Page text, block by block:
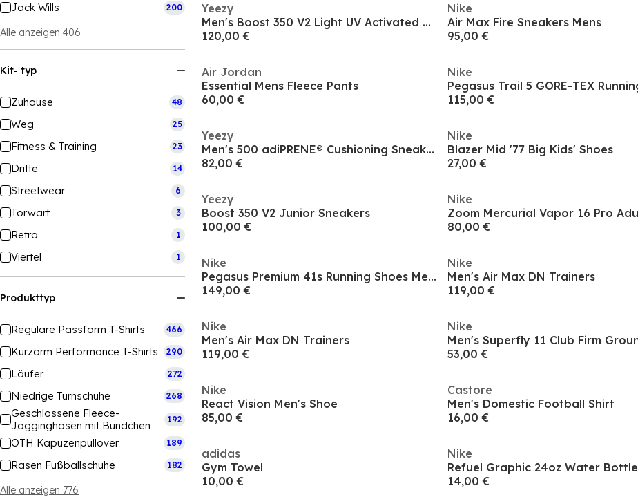
Jack Wills 200
Alle anzeigen 406
Kit- typ
Zuhause 48
Weg 25
Fitness & Training 23
Dritte 14
Streetwear 6
Torwart 3
Retro 1
Viertel 1
Produkttyp
Reguläre Passform T-Shirts 466
Kurzarm Performance T-Shirts 290
Läufer 272
Niedrige Turnschuhe 268
Geschlossene Fleece-
Jogginghosen mit Bündchen
192
OTH Kapuzenpullover 189
Rasen Fußballschuhe 182
Alle anzeigen 776
Yeezy
Men's Boost 350 V2 Light UV Activated Colour-Changing Sneakers
120,00 €
Nike
Air Max Fire Sneakers Mens
95,00 €
Air Jordan
Essential Mens Fleece Pants
60,00 €
Nike
115,00 €
Yeezy
Men's 500 adiPRENE® Cushioning Sneakers
82,00 €
Nike
Blazer Mid '77 Big Kids' Shoes
27,00 €
Yeezy
Boost 350 V2 Junior Sneakers
100,00 €
Nike
80,00 €
Nike
Pegasus Premium 41s Running Shoes Mens
149,00 €
Nike
Men's Air Max DN Trainers
119,00 €
Nike
Men's Air Max DN Trainers
119,00 €
Nike
53,00 €
Nike
React Vision Men's Shoe
85,00 €
Castore
Men's Domestic Football Shirt
16,00 €
adidas
Gym Towel
10,00 €
Nike
Refuel Graphic 24oz Water Bottle
14,00 €